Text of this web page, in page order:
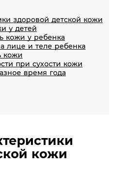
здоровой детской кожи
у детей
кожи у ребенка
лице и теле ребенка
кожи
при сухости кожи
время года
кожи